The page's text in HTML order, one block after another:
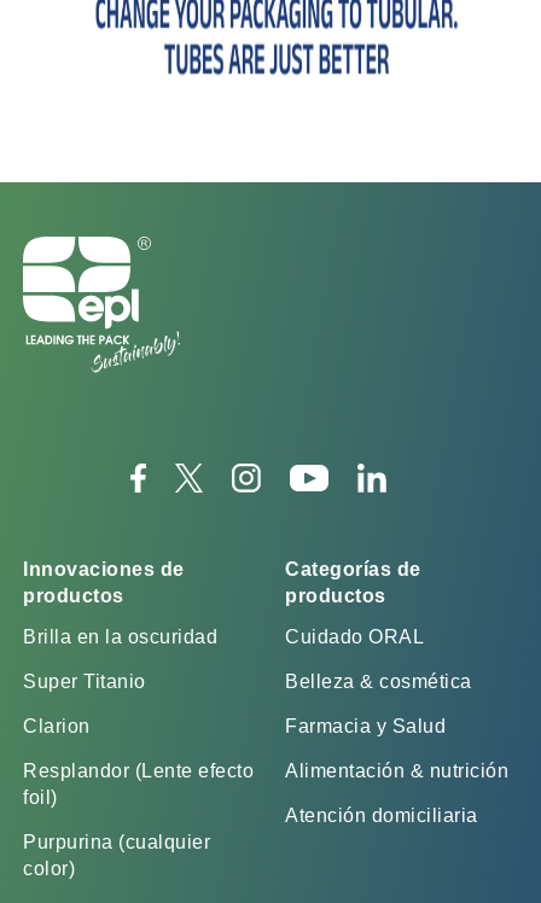
Innovaciones de
productos
Brilla en la oscuridad
Super Titanio
Clarion
Resplandor (Lente efecto
foil)
Purpurina (cualquier
color)
Categorías de
productos
Cuidado ORAL
Belleza & cosmética
Farmacia y Salud
Alimentación & nutrición
Atención domiciliaria